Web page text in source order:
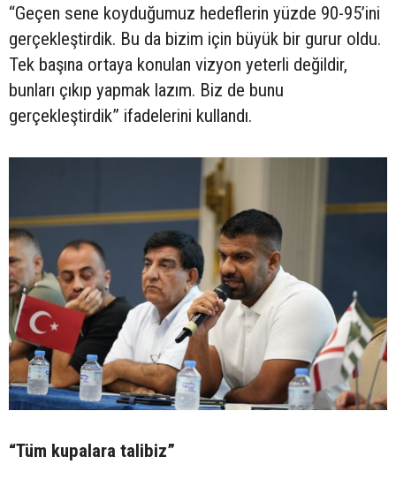
“Geçen sene koyduğumuz hedeflerin yüzde 90-95’ini
gerçekleştirdik. Bu da bizim için büyük bir gurur oldu.
Tek başına ortaya konulan vizyon yeterli değildir,
bunları çıkıp yapmak lazım. Biz de bunu
gerçekleştirdik” ifadelerini kullandı.
“Tüm kupalara talibiz”